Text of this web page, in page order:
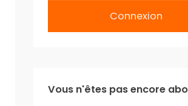
Connexion
Vous n'êtes pas encore